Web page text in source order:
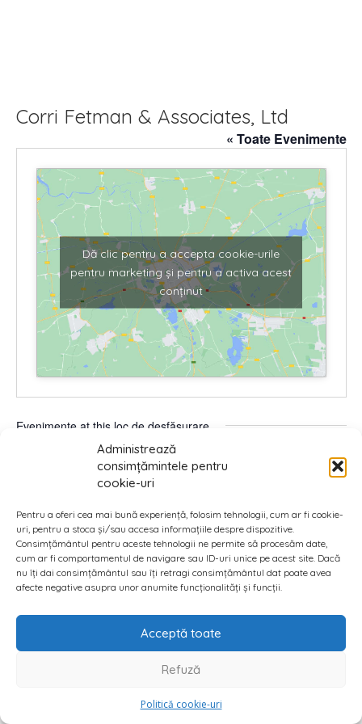
Administrează
consimțămintele pentru
cookie-uri
Pentru a oferi cea mai bună experiență, folosim tehnologii, cum ar fi cookie-
uri, pentru a stoca și/sau accesa informațiile despre dispozitive.
Consimțământul pentru aceste tehnologii ne permite să procesăm date,
cum ar fi comportamentul de navigare sau ID-uri unice pe acest site. Dacă
nu îți dai consimțământul sau îți retragi consimțământul dat poate avea
afecte negative asupra unor anumite funcționalități și funcții.
Acceptă toate
Refuză
Politică cookie-uri
Corri Fetman & Associates, Ltd
« Toate Evenimente
Dă clic pentru a accepta cookie-urile
pentru marketing și pentru a activa acest
conținut
Evenimente at this loc de desfășurare
Nu au fost găsite rezultate.
Viitoare
Selectează
data.
Anterior
Evenimente
Azi
Următor
Evenimente
Abonează-te la calendar